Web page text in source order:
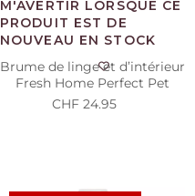
Brume de linge et d’intérieur
Fresh Home Perfect Pet
CHF 24.95